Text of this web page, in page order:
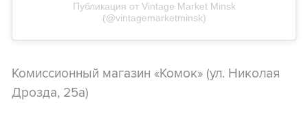
Публикация от Vintage Market Minsk
(@vintagemarketminsk)
Комиссионный магазин «Комок» (ул. Николая
Дрозда, 25а)